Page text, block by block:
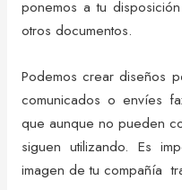
ponemos a tu
otros documentos.
Podemos crear diseños
comunicados o envíes
que aunque no pueden
siguen utilizando. Es
imagen de tu compañía